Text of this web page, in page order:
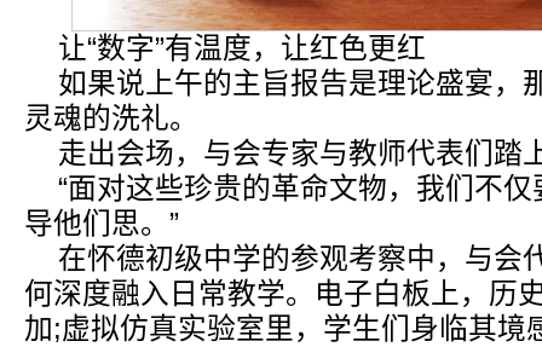
让“数字”有温度，让红色更红
如果说上午的主旨报告是理论盛宴，
灵魂的洗礼。
走出会场，与会专家与教师代表们踏
“面对这些珍贵的革命文物，我们不
导他们思。”
在怀德初级中学的参观考察中，与会
何深度融入日常教学。电子白板上，历
加;虚拟仿真实验室里，学生们身临其境